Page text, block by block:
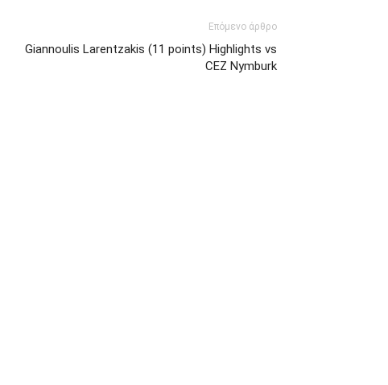
Επόμενο άρθρο
Giannoulis Larentzakis (11 points) Highlights vs
CEZ Nymburk